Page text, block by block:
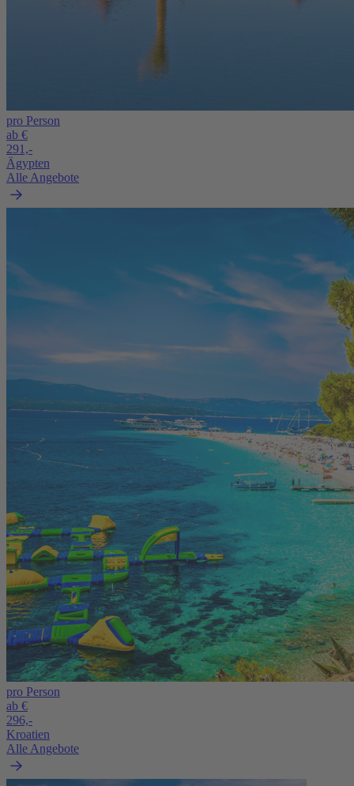
pro Person
ab €
291,-
Ägypten
Alle Angebote
pro Person
ab €
296,-
Kroatien
Alle Angebote